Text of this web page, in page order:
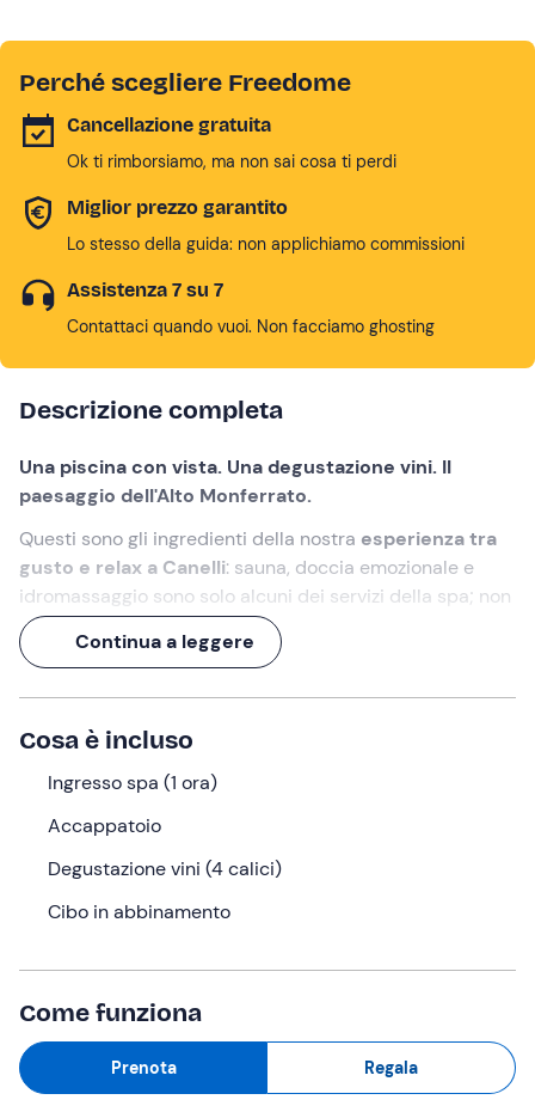
Perché scegliere Freedome
Cancellazione gratuita
Ok ti rimborsiamo, ma non sai cosa ti perdi
Miglior prezzo garantito
Lo stesso della guida: non applichiamo commissioni
Assistenza 7 su 7
Contattaci quando vuoi. Non facciamo ghosting
Descrizione completa
Una piscina con vista. Una degustazione vini. Il
paesaggio dell'Alto Monferrato.
Questi sono gli ingredienti della nostra esperienza tra
gusto e relax a Canelli: sauna, doccia emozionale e
idromassaggio sono solo alcuni dei servizi della spa; non
manca anche unapiscina interna con vista
panoramica sulle colline costellate di vigneti
Unpercorso benessere di 1 ora, seguito da una
degustazione vini con le migliori etichette della casa
per concludere in dolcezza!
Cosa faremo
L'appuntamento è all'orario selezionato nel punto di
ritrovo aCanelli (AT) . Nella splendida cornice collinare
dell'Alto Monferrato sorge un
All'accoglienza riceveremo l'accappatoio;
raggiungeremo dunque lo spogliatoio comune, dove
potremo custodire eventuali oggetti personali.
Ed eccoci pronti per accedere al
centro benessere
quest'ultimo si sviluppa esclusivamente all'interno e si
Continua a leggere
Cosa è incluso
Ingresso spa (1 ora)
Accappatoio
Degustazione vini (4 calici)
Cibo in abbinamento
Come funziona
Prenota Regala